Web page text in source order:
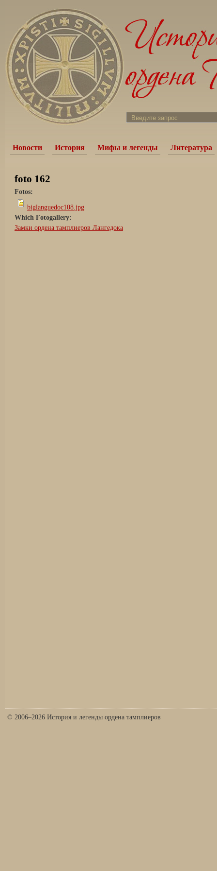
Новости История Мифы и легенды Литература
foto 162
Fotos:
biglanguedoc108.jpg
Which Fotogallery:
Замки ордена тамплиеров Лангедока
© 2006–2026 История и легенды ордена тамплиеров